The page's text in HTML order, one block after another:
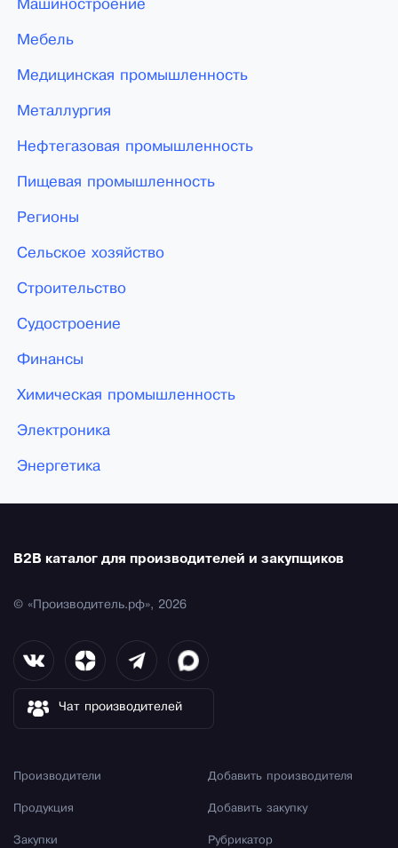
Машиностроение
Мебель
Медицинская промышленность
Металлургия
Нефтегазовая промышленность
Пищевая промышленность
Регионы
Сельское хозяйство
Строительство
Судостроение
Финансы
Химическая промышленность
Электроника
Энергетика
B2B каталог для производителей и закупщиков
© «Производитель.рф», 2026
Чат производителей
Производители
Продукция
Закупки
Добавить производителя
Добавить закупку
Рубрикатор